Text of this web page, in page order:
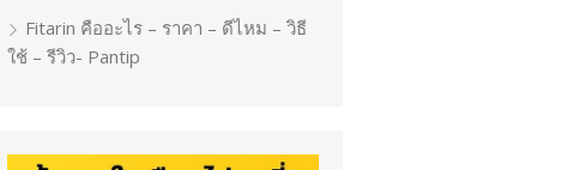
Fitarin คืออะไร – ราคา – ดีไหม – วิธี
ใช้ – รีวิว- Pantip